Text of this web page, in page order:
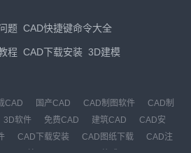
题 CAD快捷键命令大全
程 CAD下载安装 3D建模
CAD 国产CAD CAD制图软件
CAD制
3D软件 免费CAD 建筑CAD
CAD安
CAD下载安装 CAD图纸下载
CAD注